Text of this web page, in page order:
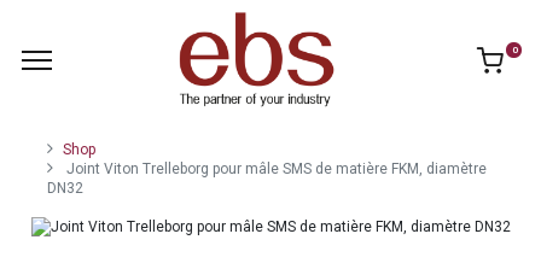
0
Shop
Joint Viton Trelleborg pour mâle SMS de matière FKM, diamètre
DN32